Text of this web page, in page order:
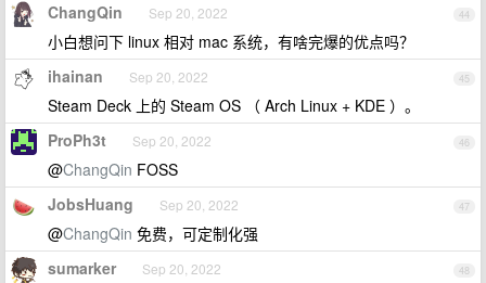
44
ChangQin Sep 20, 2022
小白想问下 linux 相对 mac 系统，有啥完爆的优点吗？
45
ihainan Sep 20, 2022
Steam Deck 上的 Steam OS （ Arch Linux + KDE ）。
46
ProPh3t Sep 20, 2022
@ChangQin FOSS
47
JobsHuang Sep 20, 2022
@ChangQin 免费，可定制化强
48
sumarker Sep 20, 2022